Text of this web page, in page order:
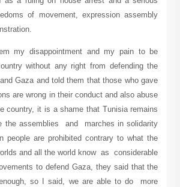
of movement, expression assembly
my disappointment and my pain to be
without any right from defending the
Gaza and told them that those who gave
are wrong in their conduct and also abuse
country, it is a shame that Tunisia remains
the assemblies and marches in solidarity
people are prohibited contrary to what the
and all the world know as considerable
to defend Gaza, they said that the
so I said, we are able to do more